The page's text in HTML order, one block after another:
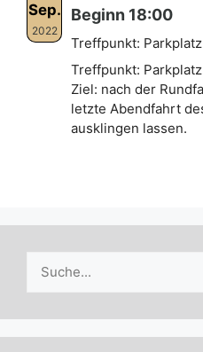
Sep.
2022
Beginn 18:00
Treffpunkt:
Treffpunkt:
Ziel: nach der
letzte Abendfahrt
ausklingen lassen.